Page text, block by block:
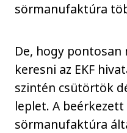
sörmanufaktúra
De, hogy
keresni az EKF
szintén csütörtök
leplet. A
sörmanufaktúra